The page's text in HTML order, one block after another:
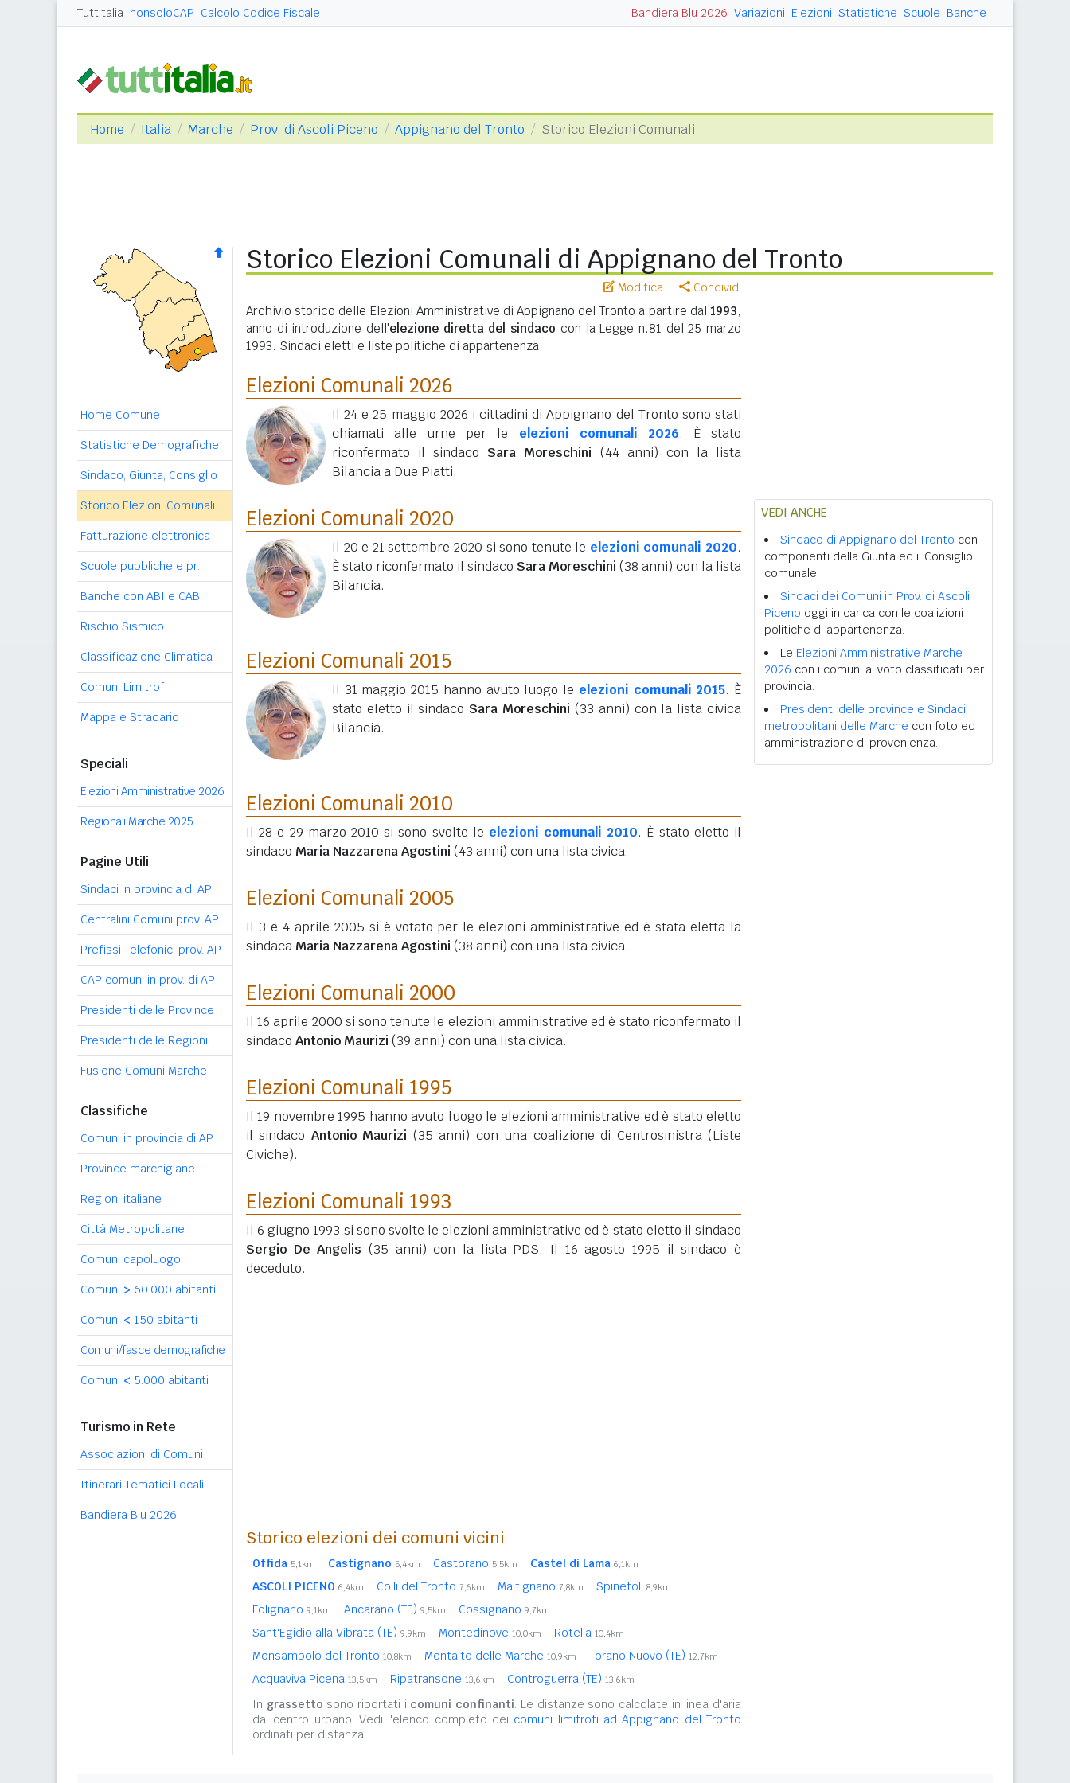
Tuttitalia nonsoloCAP Calcolo Codice Fiscale Bandiera Blu 2026 Variazioni Elezioni Statistiche Scuole Banche
Home Italia Marche Prov. di Ascoli Piceno Appignano del Tronto Storico Elezioni Comunali
Home Comune
Statistiche Demografiche
Sindaco, Giunta, Consiglio
Storico Elezioni Comunali
Fatturazione elettronica
Scuole pubbliche e pr.
Banche con ABI e CAB
Rischio Sismico
Classificazione Climatica
Comuni Limitrofi
Mappa e Stradario
Speciali
Elezioni Amministrative 2026
Regionali Marche 2025
Pagine Utili
Sindaci in provincia di AP
Centralini Comuni prov. AP
Prefissi Telefonici prov. AP
CAP comuni in prov. di AP
Presidenti delle Province
Presidenti delle Regioni
Fusione Comuni Marche
Classifiche
Comuni in provincia di AP
Province marchigiane
Regioni italiane
Città Metropolitane
Comuni capoluogo
Comuni > 60.000 abitanti
Comuni < 150 abitanti
Comuni/fasce demografiche
Comuni < 5.000 abitanti
Turismo in Rete
Associazioni di Comuni
Itinerari Tematici Locali
Bandiera Blu 2026
Storico Elezioni Comunali di Appignano del Tronto
Modifica Condividi
Archivio storico delle Elezioni Amministrative di Appignano del Tronto a partire dal 1993,
anno di introduzione dell'elezione diretta del sindaco con la Legge n.81 del 25 marzo
1993. Sindaci eletti e liste politiche di appartenenza.
Elezioni Comunali 2026
Il 24 e 25 maggio 2026 i cittadini di Appignano del Tronto sono stati
chiamati alle urne per le elezioni comunali 2026. È stato
riconfermato il sindaco Sara Moreschini (44 anni) con la lista
Bilancia a Due Piatti.
Elezioni Comunali 2020
Il 20 e 21 settembre 2020 si sono tenute le elezioni comunali 2020.
È stato riconfermato il sindaco Sara Moreschini (38 anni) con la lista
Bilancia.
Elezioni Comunali 2015
Il 31 maggio 2015 hanno avuto luogo le elezioni comunali 2015. È
stato eletto il sindaco Sara Moreschini (33 anni) con la lista civica
Bilancia.
Elezioni Comunali 2010
Il 28 e 29 marzo 2010 si sono svolte le elezioni comunali 2010. È stato eletto il
sindaco Maria Nazzarena Agostini (43 anni) con una lista civica.
Elezioni Comunali 2005
Il 3 e 4 aprile 2005 si è votato per le elezioni amministrative ed è stata eletta la
sindaca Maria Nazzarena Agostini (38 anni) con una lista civica.
Elezioni Comunali 2000
Il 16 aprile 2000 si sono tenute le elezioni amministrative ed è stato riconfermato il
sindaco Antonio Maurizi (39 anni) con una lista civica.
Elezioni Comunali 1995
Il 19 novembre 1995 hanno avuto luogo le elezioni amministrative ed è stato eletto
il sindaco Antonio Maurizi (35 anni) con una coalizione di Centrosinistra (Liste
Civiche).
Elezioni Comunali 1993
Il 6 giugno 1993 si sono svolte le elezioni amministrative ed è stato eletto il sindaco
Sergio De Angelis (35 anni) con la lista PDS. Il 16 agosto 1995 il sindaco è
deceduto.
Storico elezioni dei comuni vicini
Offida 5,1km Castignano 5,4km Castorano 5,5km Castel di Lama 6,1km
ASCOLI PICENO 6,4km Colli del Tronto 7,6km Maltignano 7,8km Spinetoli 8,9km
Folignano 9,1km Ancarano (TE) 9,5km Cossignano 9,7km
Sant'Egidio alla Vibrata (TE) 9,9km Montedinove 10,0km Rotella 10,4km
Monsampolo del Tronto 10,8km Montalto delle Marche 10,9km Torano Nuovo (TE) 12,7km
Acquaviva Picena 13,5km Ripatransone 13,6km Controguerra (TE) 13,6km
In grassetto sono riportati i comuni confinanti. Le distanze sono calcolate in linea d'aria
dal centro urbano. Vedi l'elenco completo dei comuni limitrofi ad Appignano del Tronto
ordinati per distanza.
VEDI ANCHE
Sindaco di Appignano del Tronto con i
componenti della Giunta ed il Consiglio
comunale.
Sindaci dei Comuni in Prov. di Ascoli
Piceno oggi in carica con le coalizioni
politiche di appartenenza.
Le Elezioni Amministrative Marche
2026 con i comuni al voto classificati per
provincia.
Presidenti delle province e Sindaci
metropolitani delle Marche con foto ed
amministrazione di provenienza.